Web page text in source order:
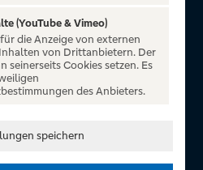
Raiffeisenbanken. Auf
finden Sie Tickets für
Musicals und Shows, die
Champions League und die
mit
(YouTube & Vimeo)
die Anzeige von externen
von Drittanbietern. Der
seinerseits Cookies setzen. Es
des Anbieters.
speichern